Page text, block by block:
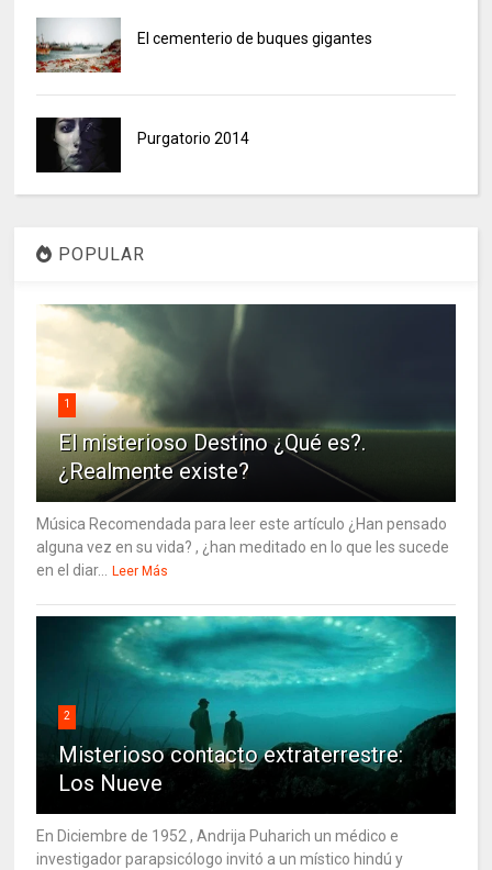
El cementerio de buques gigantes
Purgatorio 2014
POPULAR
1
El misterioso Destino ¿Qué es?.
¿Realmente existe?
Música Recomendada para leer este artículo ¿Han pensado
alguna vez en su vida? , ¿han meditado en lo que les sucede
en el diar... Leer Más
2
Misterioso contacto extraterrestre:
Los Nueve
En Diciembre de 1952 , Andrija Puharich un médico e
investigador parapsicólogo invitó a un místico hindú y